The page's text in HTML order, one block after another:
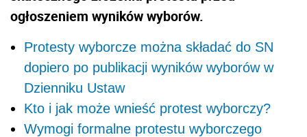
ogłoszeniem wyników wyborów.
Protesty wyborcze można składać do SN
dopiero po publikacji wyników wyborów w
Dzienniku Ustaw
Kto i jak może wnieść protest wyborczy?
Wymogi formalne protestu wyborczego